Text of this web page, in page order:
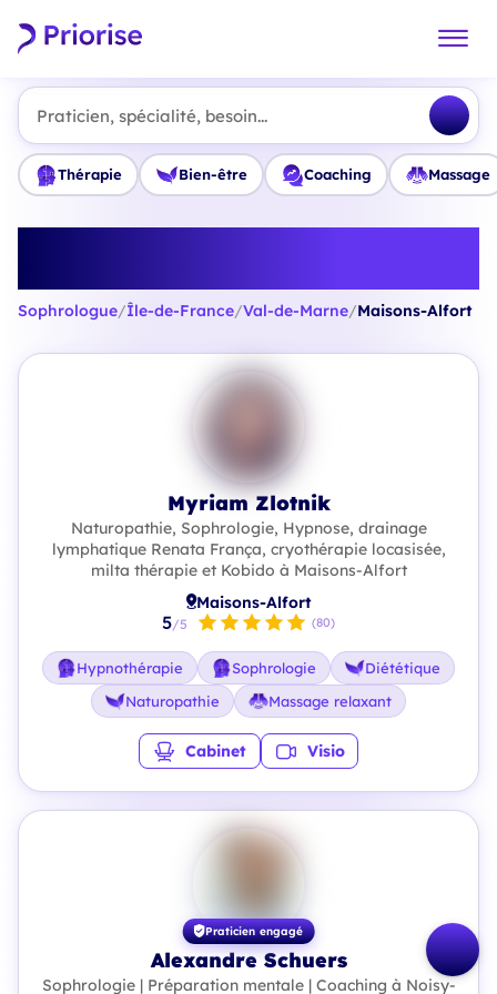
Praticien, spécialité, besoin...
Thérapie Bien-être Coaching Massage
Sophrologue/Île-de-France/Val-de-Marne/Maisons-Alfort
Myriam Zlotnik
Naturopathie, Sophrologie, Hypnose, drainage
lymphatique Renata França, cryothérapie locasisée,
milta thérapie et Kobido à Maisons-Alfort
Maisons-Alfort
5/5 (80)
Hypnothérapie Sophrologie
Diététique
Naturopathie
Massage relaxant
Cabinet Visio
Praticien engagé
Alexandre Schuers
Sophrologie | Préparation mentale | Coaching à Noisy-